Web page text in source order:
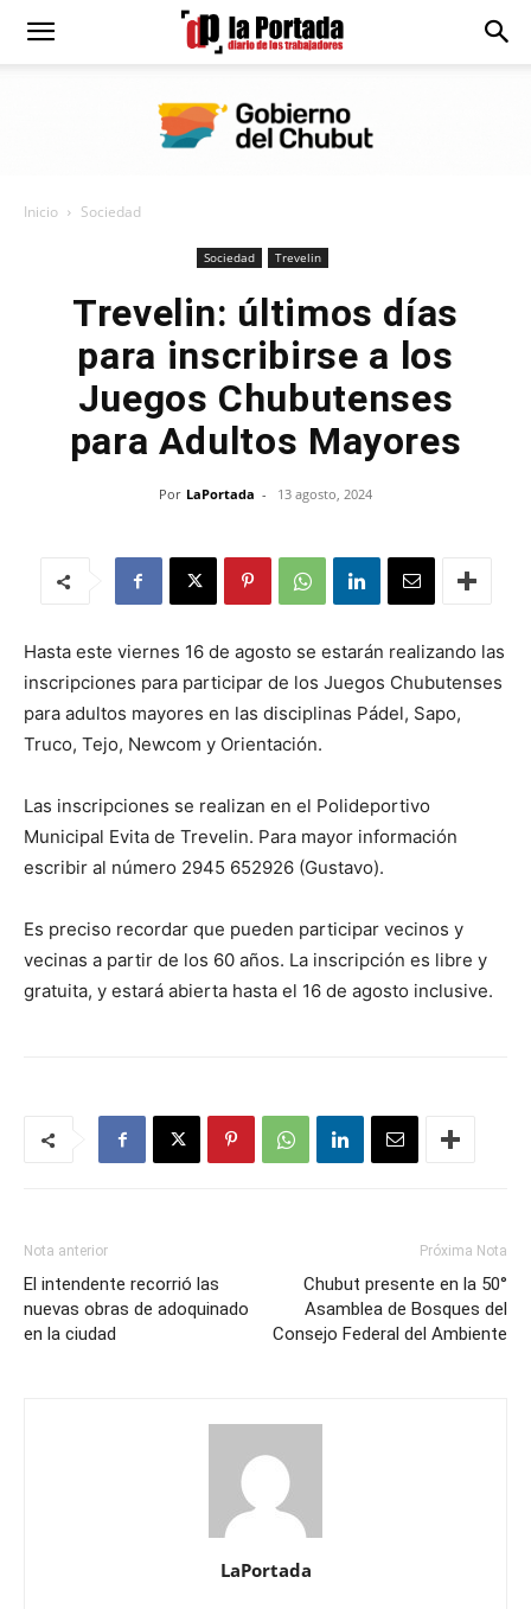
Diario
Inicio Sociedad
Sociedad Trevelin
Trevelin: últimos días
para inscribirse a los
Juegos Chubutenses
para Adultos Mayores
Por LaPortada - 13 agosto, 2024
Hasta este viernes 16 de agosto se estarán realizando las
inscripciones para participar de los Juegos Chubutenses
para adultos mayores en las disciplinas Pádel, Sapo,
Truco, Tejo, Newcom y Orientación.
Las inscripciones se realizan en el Polideportivo
Municipal Evita de Trevelin. Para mayor información
escribir al número 2945 652926 (Gustavo).
Es preciso recordar que pueden participar vecinos y
vecinas a partir de los 60 años. La inscripción es libre y
gratuita, y estará abierta hasta el 16 de agosto inclusive.
Nota anterior
El intendente recorrió las
nuevas obras de adoquinado
en la ciudad
Próxima Nota
Chubut presente en la 50°
Asamblea de Bosques del
Consejo Federal del Ambiente
LaPortada